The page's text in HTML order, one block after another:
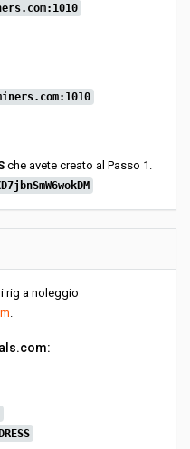
che avete creato al Passo 1.
rig a noleggio
.